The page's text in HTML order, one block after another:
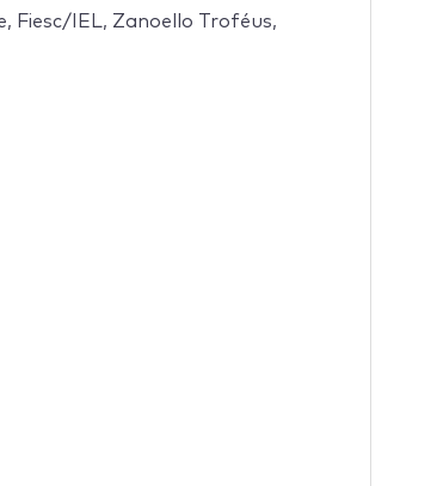
Fiesc/IEL, Zanoello Troféus,